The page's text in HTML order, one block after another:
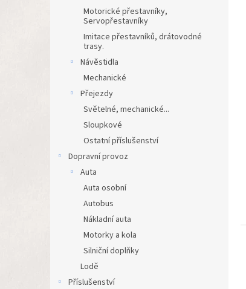
Motorické přestavníky,
Servopřestavníky
Imitace přestavníků, drátovodné
trasy.
Návěstidla
Mechanické
Přejezdy
Světelné, mechanické...
Sloupkové
Ostatní příslušenství
Dopravní provoz
Auta
Auta osobní
Autobus
Nákladní auta
Motorky a kola
Silniční doplňky
Lodě
Příslušenství